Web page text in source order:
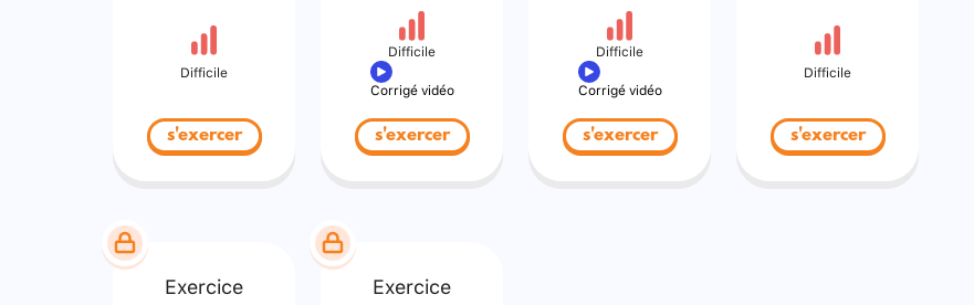
Difficile
s'exercer
Difficile
Corrigé vidéo
s'exercer
Difficile
Corrigé vidéo
s'exercer
Difficile
s'exercer
Exercice Exercice